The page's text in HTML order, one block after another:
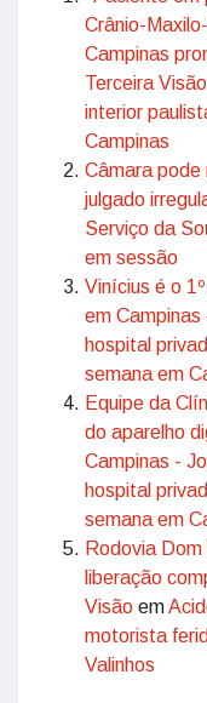
Crânio-
Campinas
Terceira Visão
interior
Campinas
Câmara pode
julgado
Serviço da
em sessão
Vinícius é o
em Campinas
hospital
semana em
Equipe da
do aparelho
Campinas -
hospital
semana em
Rodovia
liberação
Visão em
motorista
Valinhos